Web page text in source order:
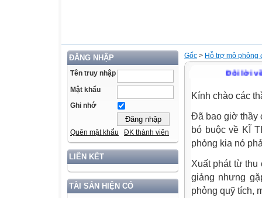
ĐĂNG NHẬP
Tên truy nhập
Mật khẩu
Ghi nhớ
Quên mật khẩu ĐK thành viên
LIÊN KẾT
TÀI SẢN HIỆN CÓ
Gốc > Hỗ trợ mô phỏng
Đôi lời về
Kính chào các
Đã bao giờ thầy
bó buộc về KĨ
phỏng kia nó
Xuất phát từ thu
giảng nhưng
phỏng quỹ tích,